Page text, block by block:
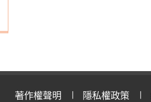
著作權聲明 隱私權政策